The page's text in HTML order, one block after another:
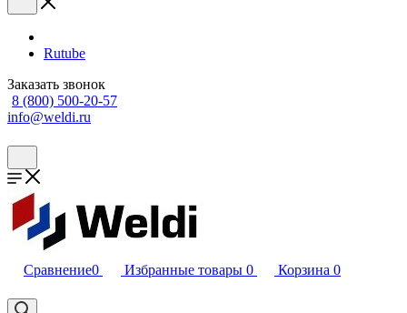
Rutube
Заказать звонок
8 (800) 500-20-57
info@weldi.ru
Сравнение0 Избранные товары 0 Корзина 0